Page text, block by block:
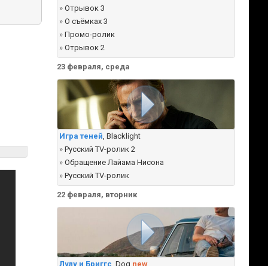
» Отрывок 3
» О съёмках 3
» Промо-ролик
» Отрывок 2
23 февраля, среда
Игра теней, Blacklight
» Русский TV-ролик 2
» Обращение Лайама Нисона
» Русский TV-ролик
22 февраля, вторник
Лулу и Бриггс , Dog new